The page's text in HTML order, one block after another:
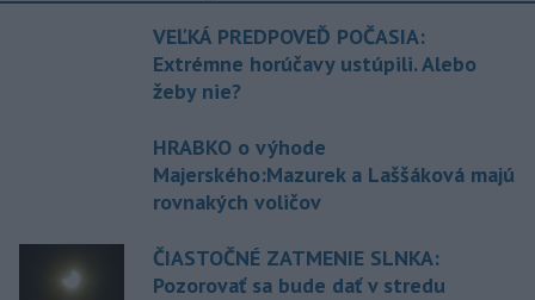
VEĽKÁ PREDPOVEĎ POČASIA:
Extrémne horúčavy ustúpili. Alebo
žeby nie?
HRABKO o výhode
Majerského:Mazurek a Laššáková majú
rovnakých voličov
ČIASTOČNÉ ZATMENIE SLNKA:
Pozorovať sa bude dať v stredu